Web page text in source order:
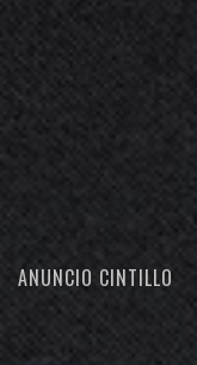
ANUNCIO CINTILLO